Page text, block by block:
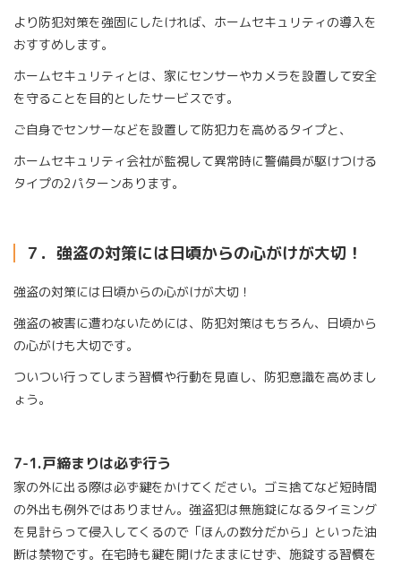
より防犯対策を強固にしたければ、ホームセキュリティの導入を
おすすめします。
ホームセキュリティとは、家にセンサーやカメラを設置して安全
を守ることを目的としたサービスです。
ご自身でセンサーなどを設置して防犯力を高めるタイプと、
ホームセキュリティ会社が監視して異常時に警備員が駆けつける
タイプの2パターンあります。
７．強盗の対策には日頃からの心がけが大切！
強盗の対策には日頃からの心がけが大切！
強盗の被害に遭わないためには、防犯対策はもちろん、日頃から
の心がけも大切です。
ついつい行ってしまう習慣や行動を見直し、防犯意識を高めまし
ょう。
7-1.戸締まりは必ず行う
家の外に出る際は必ず鍵をかけてください。ゴミ捨てなど短時間
の外出も例外ではありません。強盗犯は無施錠になるタイミング
を見計らって侵入してくるので「ほんの数分だから」といった油
断は禁物です。在宅時も鍵を開けたままにせず、施錠する習慣を